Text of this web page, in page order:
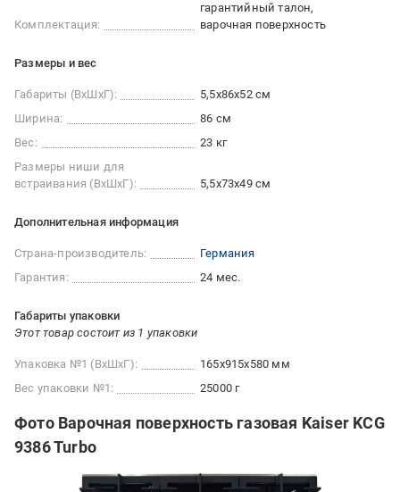
Комплектация:
гарантийный талон
варочная поверхность
Размеры и вес
Габариты (ВхШхГ):
5,5х86х52 см
Ширина:
86 см
Вес:
23 кг
Размеры ниши для
встраивания (ВхШхГ):
5,5х73х49 см
Дополнительная информация
Страна-производитель:
Германия
Гарантия:
24 мес.
Габариты упаковки
Этот товар состоит из 1 упаковки
Упаковка №1 (ВхШхГ):
165x915x580 мм
Вес упаковки №1:
25000 г
Фото Варочная поверхность газовая Kaiser KCG
9386 Turbo